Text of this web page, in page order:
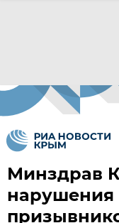
Минздрав
нарушения